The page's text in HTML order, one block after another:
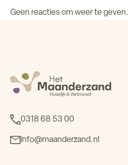
Geen reacties om weer te geven.
0318 68 53 00
info@maanderzand.nl